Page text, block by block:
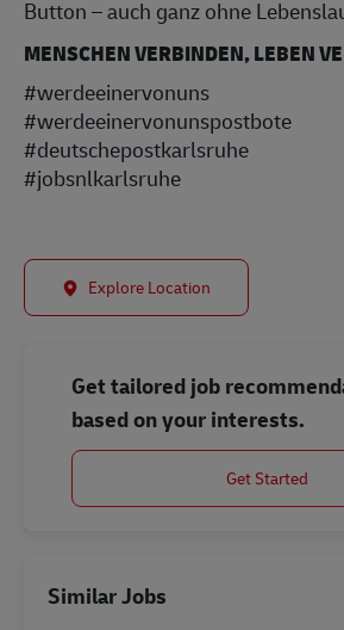
Button – auch ganz ohne
MENSCHEN VERBINDEN, LEBEN
#werdeeinervonuns
#werdeeinervonunspostbote
#deutschepostkarlsruhe
#jobsnlkarlsruhe
Explore Location
Get tailored job
based on your interests.
Get Started
Similar Jobs